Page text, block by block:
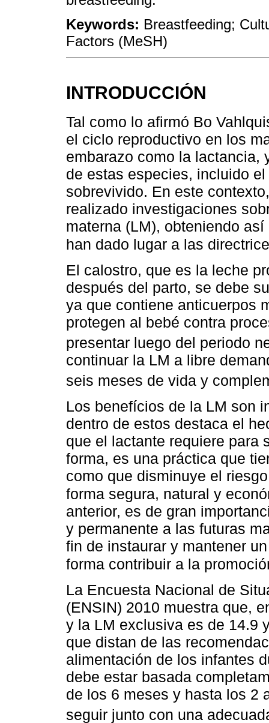
Keywords: Breastfeeding;
Factors (MeSH)
INTRODUCCIÓN
Tal como lo afirmó Bo
el ciclo reproductivo en los
embarazo como la lactancia,
de estas especies, incluido
sobrevivido. En este
realizado investigaciones
materna (LM), obteniendo
han dado lugar a las
El calostro, que es la leche
después del parto, se debe
ya que contiene anticuerpos
protegen al bebé contra
presentar luego del periodo
continuar la LM a libre
seis meses de vida y
Los benefícios de la LM son
dentro de estos destaca el
que el lactante requiere para
forma, es una práctica que
como que disminuye el
forma segura, natural y
anterior, es de gran
y permanente a las futuras
fin de instaurar y mantener
forma contribuir a la
La Encuesta Nacional de
(ENSIN) 2010 muestra que,
y la LM exclusiva es de 14.9
que distan de las
alimentación de los infantes
debe estar basada
de los 6 meses y hasta los 2
seguir junto con una